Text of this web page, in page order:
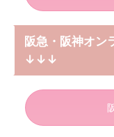
阪急・阪神オン
↓↓↓